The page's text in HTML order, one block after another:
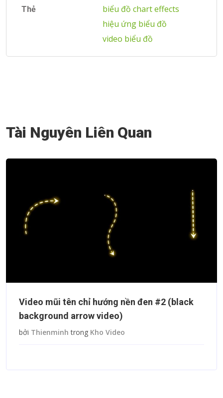
Thẻ biểu đồ chart effects
hiệu ứng biểu đồ
video biểu đồ
Tài Nguyên Liên Quan
Video mũi tên chỉ hướng nền đen #2 (black
background arrow video)
bởi Thienminh trong Kho Video